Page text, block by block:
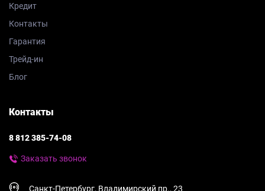
Кредит
Контакты
Гарантия
Трейд-ин
Блог
Контакты
8 812 385-74-08
Заказать звонок
Санкт-Петербург, Владимирский пр., 23